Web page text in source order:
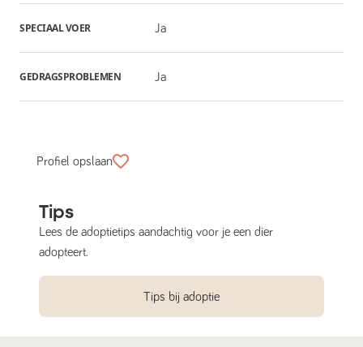
SPECIAAL VOER Ja
GEDRAGSPROBLEMEN Ja
Profiel opslaan
Tips
Lees de adoptietips aandachtig voor je een dier
adopteert.
Tips bij adoptie